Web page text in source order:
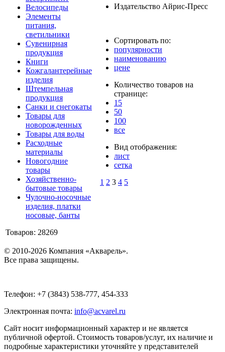
Велосипеды
Элементы
питания,
светильники
Сувенирная
продукция
Книги
Кожгалантерейные
изделия
Штемпельная
продукция
Санки и снегокаты
Товары для
новорожденных
Товары для воды
Расходные
материалы
Новогодние
товары
Хозяйственно-
бытовые товары
Чулочно-носочные
изделия, платки
носовые, банты
Товаров: 28269
Издательство Айрис-Пресс
Сортировать по:
популярности
наименованию
цене
Количество товаров на
странице:
15
50
100
все
Вид отображения:
лист
сетка
1 2 3 4 5
© 2010-2026 Компания «Акварель».
Все права защищены.
Телефон: +7 (3843) 538-777, 454-333
Электронная почта: info@acvarel.ru
Сайт носит информационный характер и не является
публичной офертой. Стоимость товаров/услуг, их наличие и
подробные характеристики уточняйте у представителей